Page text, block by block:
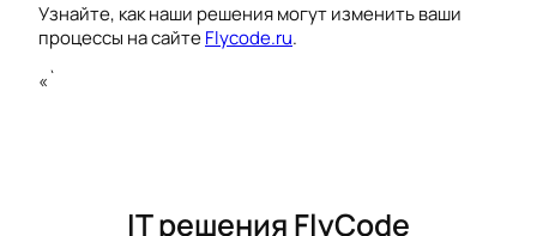
Узнайте, как наши решения могут изменить ваши
процессы на сайтеFlycode.ru.
«`
IT решения FlyCode